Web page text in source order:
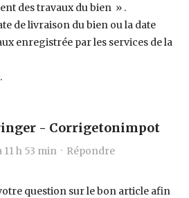
des travaux du bien » .
de livraison du bien ou la date
enregistrée par les services de la
- Corrigetonimpot
h 53 min · Répondre
question sur le bon article afin